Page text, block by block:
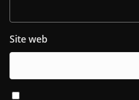
Site web